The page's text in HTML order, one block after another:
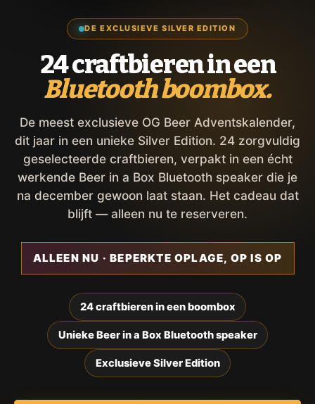
DE EXCLUSIEVE SILVER EDITION
24 craftbieren in een
Bluetooth boombox.
De meest exclusieve OG Beer Adventskalender,
dit jaar in een unieke Silver Edition. 24 zorgvuldig
geselecteerde craftbieren, verpakt in een écht
werkende Beer in a Box Bluetooth speaker die je
na december gewoon laat staan. Het cadeau dat
blijft — alleen nu te reserveren.
ALLEEN NU · BEPERKTE OPLAGE, OP IS OP
24 craftbieren in een boombox
Unieke Beer in a Box Bluetooth speaker
Exclusieve Silver Edition